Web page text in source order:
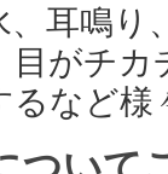
耳鳴り
目がチ
るなど